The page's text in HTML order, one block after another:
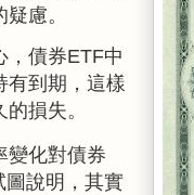
慮。
，債券ETF中
有到期，這樣
損失。
變化對債券
圖說明，其實